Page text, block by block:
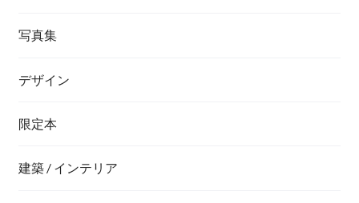
写真集
デザイン
限定本
建築 / インテリア